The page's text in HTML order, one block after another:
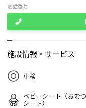
電話番号
施設情報・ サービス
車検
ベビーシート（おむ
シート）